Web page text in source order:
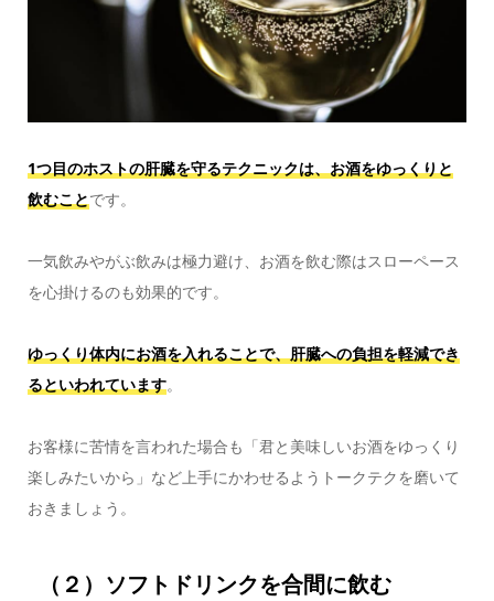
1つ目のホストの肝臓を守るテクニックは、お酒をゆっくりと
飲むことです。
一気飲みやがぶ飲みは極力避け、お酒を飲む際はスローペース
を心掛けるのも効果的です。
ゆっくり体内にお酒を入れることで、肝臓への負担を軽減でき
るといわれています。
お客様に苦情を言われた場合も「君と美味しいお酒をゆっくり
楽しみたいから」など上手にかわせるようトークテクを磨いて
おきましょう。
（２）ソフトドリンクを合間に飲む